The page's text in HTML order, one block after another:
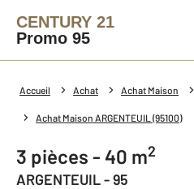
CENTURY 21
Promo 95
Accueil Achat Achat Maison
Achat Maison ARGENTEUIL (95100)
3 pièces - 40 m2
ARGENTEUIL - 95